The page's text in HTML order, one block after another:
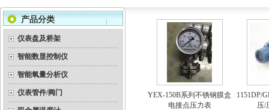
产品分类
仪表盘及桥架
智能数显控制仪
智能氧量分析仪
仪表管件/阀门
隔爆）热电
隔爆双金属温度计
YEX-150B系列不锈钢膜盒
电接点压力表
1151DP/GP
压/